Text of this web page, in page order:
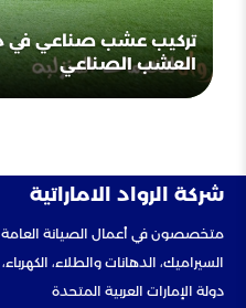
العشب الصناعي
شركة الرواد الاماراتية
متخصصون في أعمال الصيانة العامة
السيراميك، الدهانات والطلاء،
دولة الإمارات العربية المتحدة